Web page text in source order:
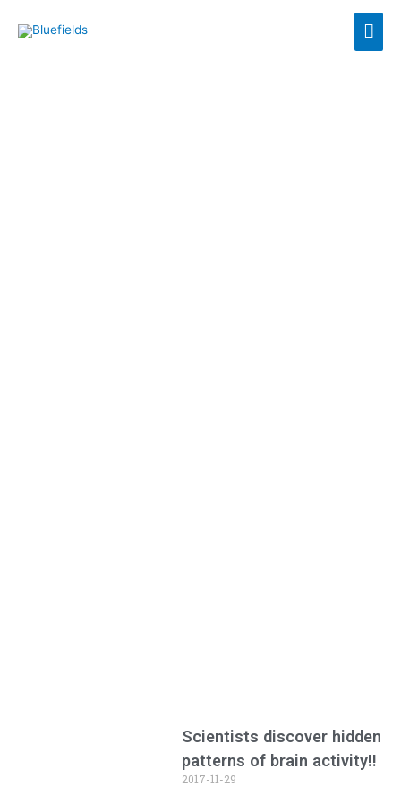
Scientists discover hidden
patterns of brain activity!!
2017-11-29